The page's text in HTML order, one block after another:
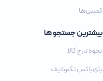
کمپین‌ها
بیشترین جستجو ها
نحوه درج کالا
بای‌باکس تکنولایف